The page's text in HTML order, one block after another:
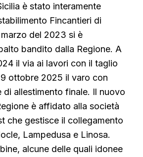
è stato interamente
Fincantieri di
del 2023 si è
bandito dalla Regione. A
il via ai lavori con il taglio
ottobre 2025 il varo con
di allestimento finale. Il nuovo
è affidato alla società
che gestisce il collegamento
Lampedusa e Linosa.
alcune delle quali idonee